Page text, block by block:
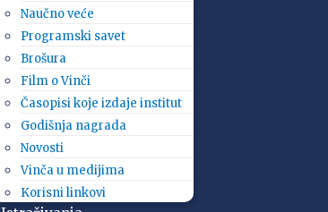
Naučno veće
Programski savet
Brošura
Film o Vinči
Časopisi koje izdaje institut
Godišnja nagrada
Novosti
Vinča u medijima
Korisni linkovi